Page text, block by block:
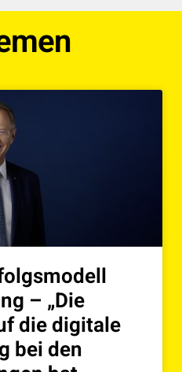
– „Die
die digitale
bei den